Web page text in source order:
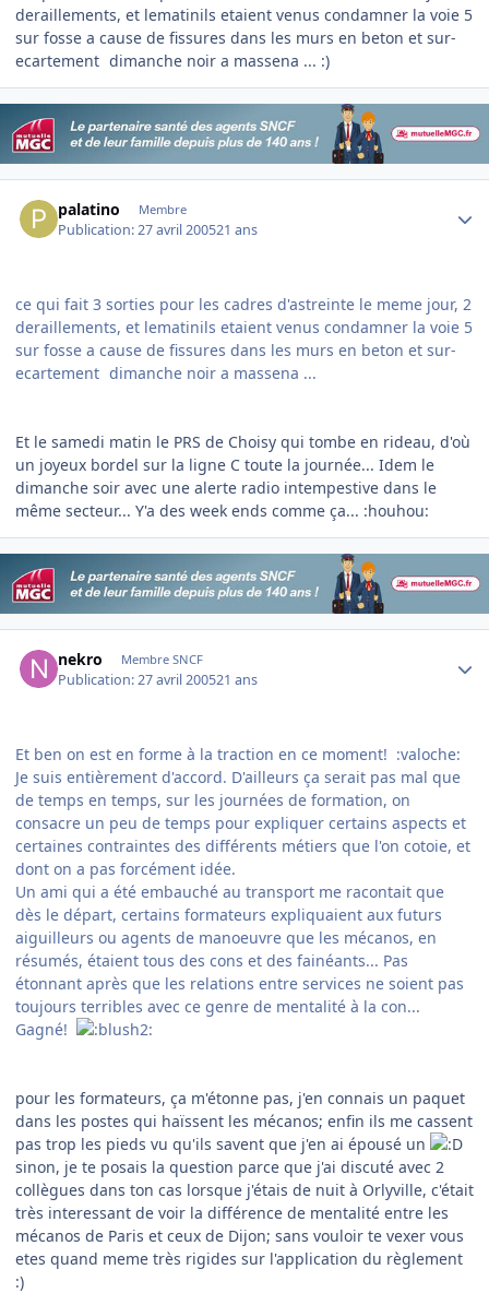
deraillements, et lematinils etaient venus condamner la voie 5
sur fosse a cause de fissures dans les murs en beton et sur-
ecartement dimanche noir a massena ... :)
palatino Membre
Publication:27 avril 200521 ans
ce qui fait 3 sorties pour les cadres d'astreinte le meme jour, 2
deraillements, et lematinils etaient venus condamner la voie 5
sur fosse a cause de fissures dans les murs en beton et sur-
ecartement dimanche noir a massena ...
Et le samedi matin le PRS de Choisy qui tombe en rideau, d'où
un joyeux bordel sur la ligne C toute la journée... Idem le
dimanche soir avec une alerte radio intempestive dans le
même secteur... Y'a des week ends comme ça... :houhou:
nekro Membre SNCF
Publication:27 avril 200521 ans
Et ben on est en forme à la traction en ce moment! :valoche:
Je suis entièrement d'accord. D'ailleurs ça serait pas mal que
de temps en temps, sur les journées de formation, on
consacre un peu de temps pour expliquer certains aspects et
certaines contraintes des différents métiers que l'on cotoie, et
dont on a pas forcément idée.
Un ami qui a été embauché au transport me racontait que
dès le départ, certains formateurs expliquaient aux futurs
aiguilleurs ou agents de manoeuvre que les mécanos, en
résumés, étaient tous des cons et des fainéants... Pas
étonnant après que les relations entre services ne soient pas
toujours terribles avec ce genre de mentalité à la con...
Gagné!
pour les formateurs, ça m'étonne pas, j'en connais un paquet
dans les postes qui haïssent les mécanos; enfin ils me cassent
pas trop les pieds vu qu'ils savent que j'en ai épousé un
sinon, je te posais la question parce que j'ai discuté avec 2
collègues dans ton cas lorsque j'étais de nuit à Orlyville, c'était
très interessant de voir la différence de mentalité entre les
mécanos de Paris et ceux de Dijon; sans vouloir te vexer vous
etes quand meme très rigides sur l'application du règlement
:)